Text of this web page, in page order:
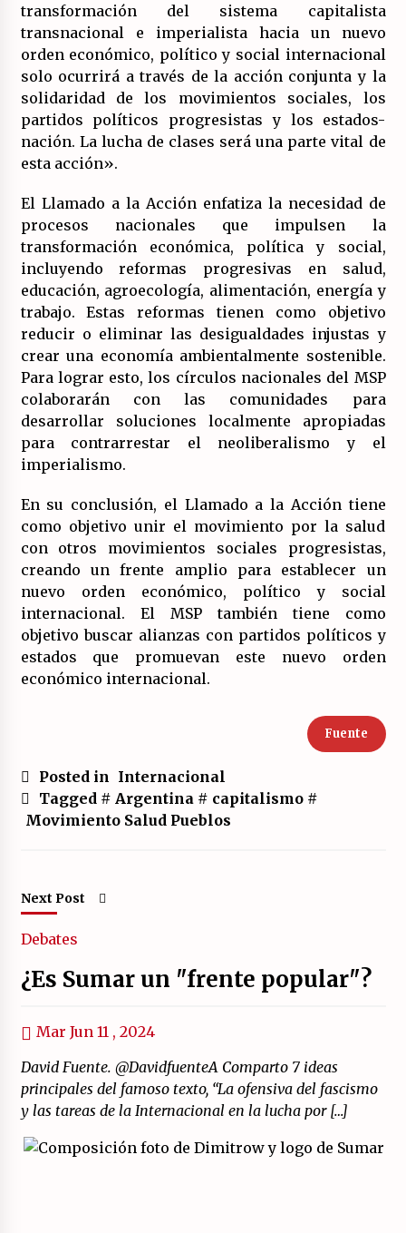
transformación del sistema capitalista
transnacional e imperialista hacia un nuevo
orden económico, político y social internacional
solo ocurrirá a través de la acción conjunta y la
solidaridad de los movimientos sociales, los
partidos políticos progresistas y los estados-
nación. La lucha de clases será una parte vital de
esta acción».
El Llamado a la Acción enfatiza la necesidad de
procesos nacionales que impulsen la
transformación económica, política y social,
incluyendo reformas progresivas en salud,
educación, agroecología, alimentación, energía y
trabajo. Estas reformas tienen como objetivo
reducir o eliminar las desigualdades injustas y
crear una economía ambientalmente sostenible.
Para lograr esto, los círculos nacionales del MSP
colaborarán con las comunidades para
desarrollar soluciones localmente apropiadas
para contrarrestar el neoliberalismo y el
imperialismo.
En su conclusión, el Llamado a la Acción tiene
como objetivo unir el movimiento por la salud
con otros movimientos sociales progresistas,
creando un frente amplio para establecer un
nuevo orden económico, político y social
internacional. El MSP también tiene como
objetivo buscar alianzas con partidos políticos y
estados que promuevan este nuevo orden
económico internacional.
Fuente
Posted in Internacional
Tagged # Argentina # capitalismo#
Movimiento Salud Pueblos
Next Post
Debates
¿Es Sumar un "frente popular"?
Mar Jun 11 , 2024
David Fuente. @DavidfuenteA Comparto 7 ideas
principales del famoso texto, “La ofensiva del fascismo
y las tareas de la Internacional en la lucha por […]